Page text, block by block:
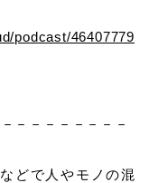
podcast/46407779
－－－－－－－－
どで人やモノの混